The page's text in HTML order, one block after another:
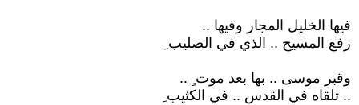
فيها الخليل المجار وفيها ..
رفع المسيح .. الذي في الصليب ِ
وقبر موسى .. بها بعد موت ٍ ..
.. تلقاه في القدس .. في الكثيب ِ